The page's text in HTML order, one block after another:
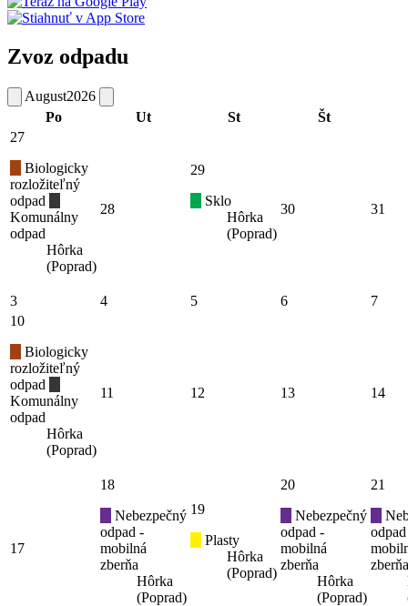
Zvoz odpadu
August2026
Po
Ut St Št
27
Biologicky
rozložiteľný
odpad
Komunálny
odpad
Hôrka
(Poprad)
28
29
Sklo
Hôrka
(Poprad)
30 31
3 4 5 6
7
10
Biologicky
rozložiteľný
odpad
Komunálny
odpad
Hôrka
(Poprad)
11 12 13 14
17
18
Nebezpečný
odpad -
mobilná
zberňa
Hôrka
(Poprad)
19
Plasty
Hôrka
(Poprad)
20
Nebezpečný
odpad -
mobilná
zberňa
Hôrka
(Poprad)
21
zberňa